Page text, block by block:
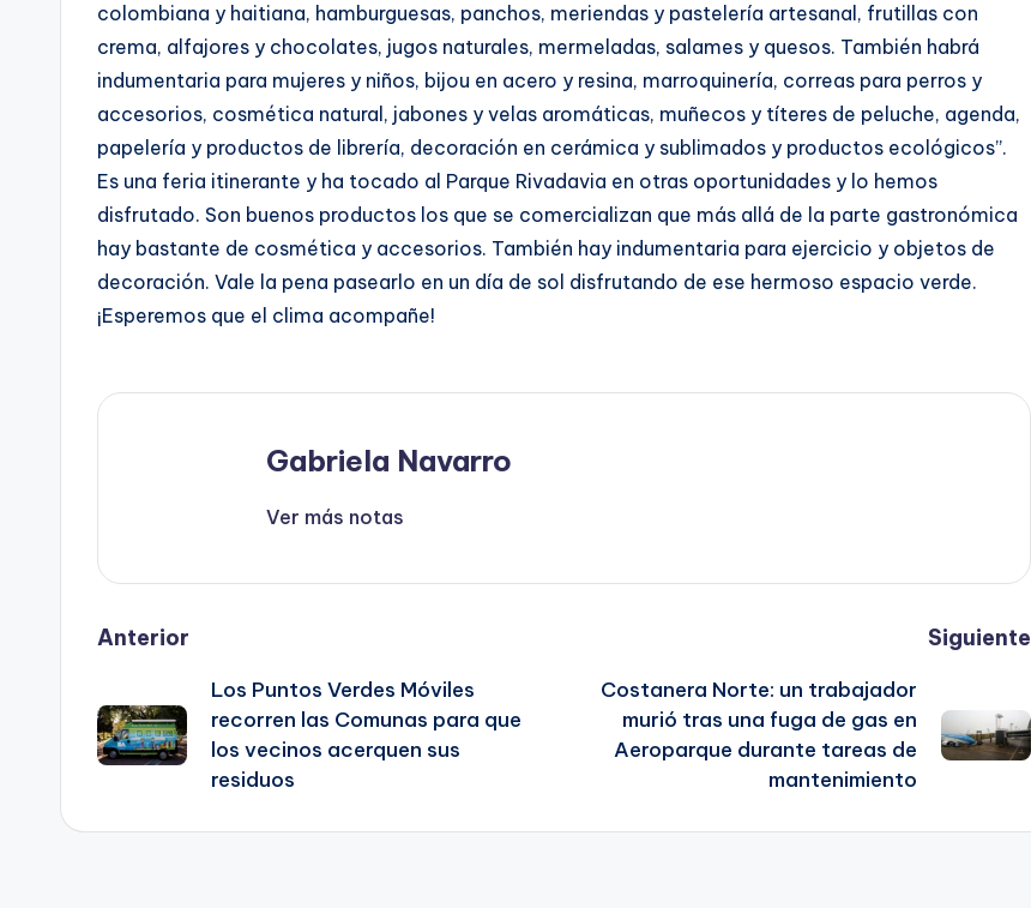
colombiana y haitiana, hamburguesas, panchos, meriendas y pastelería artesanal, frutillas con
crema, alfajores y chocolates, jugos naturales, mermeladas, salames y quesos. También habrá
indumentaria para mujeres y niños, bijou en acero y resina, marroquinería, correas para perros y
accesorios, cosmética natural, jabones y velas aromáticas, muñecos y títeres de peluche, agenda,
papelería y productos de librería, decoración en cerámica y sublimados y productos ecológicos”.
Es una feria itinerante y ha tocado al Parque Rivadavia en otras oportunidades y lo hemos
disfrutado. Son buenos productos los que se comercializan que más allá de la parte gastronómica
hay bastante de cosmética y accesorios. También hay indumentaria para ejercicio y objetos de
decoración. Vale la pena pasearlo en un día de sol disfrutando de ese hermoso espacio verde.
¡Esperemos que el clima acompañe!
Gabriela Navarro
Ver más notas
Post
navigation
Anterior
Los Puntos Verdes Móviles
recorren las Comunas para que
los vecinos acerquen sus
residuos
Siguiente
Costanera Norte: un trabajador
murió tras una fuga de gas en
Aeroparque durante tareas de
mantenimiento